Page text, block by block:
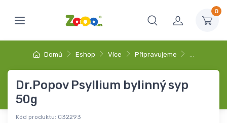
0
Domů Eshop Více Připravujeme …
Dr.Popov Psyllium bylinný syp
50g
Kód produktu: C32293